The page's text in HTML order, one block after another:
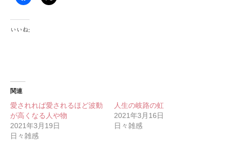
いいね:
関連
愛されれば愛されるほど波動
が高くなる人や物
2021年3月19日
日々雑感
人生の岐路の虹
2021年3月16日
日々雑感